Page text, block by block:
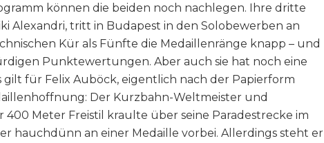
können die beiden noch nachlegen. Ihre dritte
Alexandri, tritt in Budapest in den Solobewerben an
Kür als Fünfte die Medaillenränge knapp – und
Punktewertungen. Aber auch sie hat noch eine
gilt für Felix Auböck, eigentlich nach der Papierform
Der Kurzbahn-Weltmeister und
400 Meter Freistil kraulte über seine Paradestrecke im
hauchdünn an einer Medaille vorbei. Allerdings steht er